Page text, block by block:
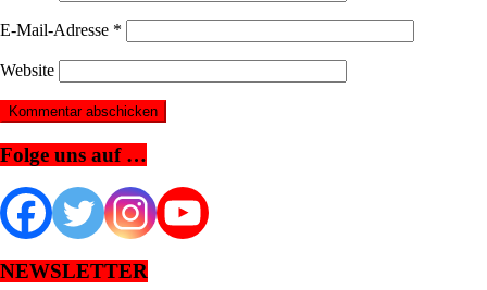
E-Mail-Adresse *
Website
Folge uns auf …
NEWSLETTER